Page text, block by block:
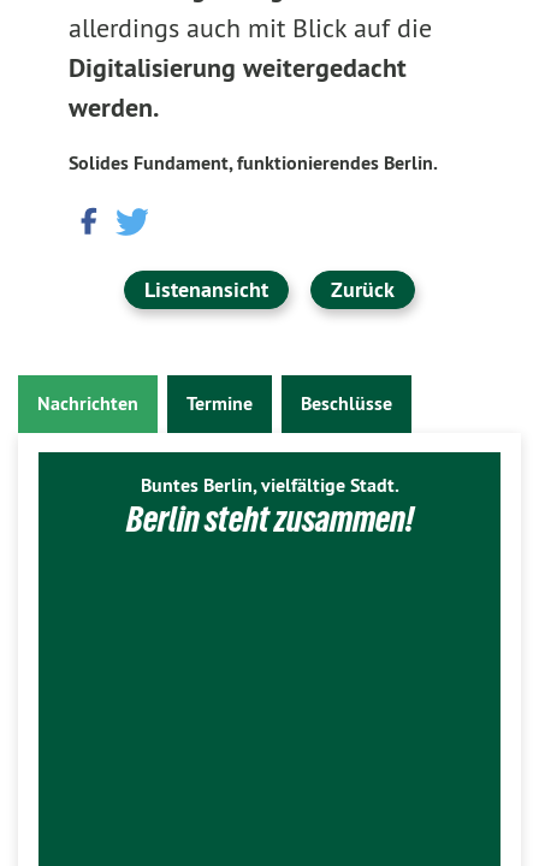
allerdings auch mit Blick auf die
Digitalisierung weitergedacht
werden.
Solides Fundament, funktionierendes Berlin.
Listenansicht Zurück
Nachrichten Termine Beschlüsse
Buntes Berlin, vielfältige Stadt.
Berlin steht zusammen!